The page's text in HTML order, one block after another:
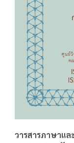
วารสารภาษาแ